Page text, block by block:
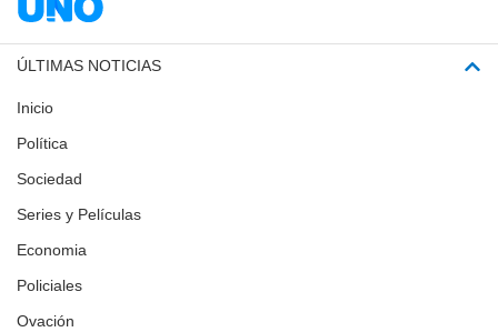
ÚLTIMAS NOTICIAS
Inicio
Política
Sociedad
Series y Películas
Economia
Policiales
Ovación